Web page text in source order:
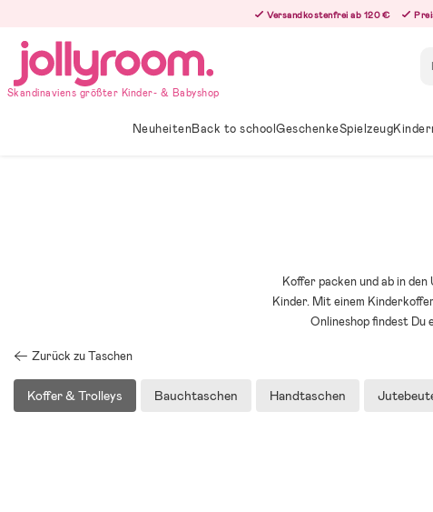
innehållet
Versandkostenfrei ab 120 €
Skandinaviens größter Kinder- & Babyshop
NeuheitenBack to schoolGeschenkeSpielzeug
Koffer packen und ab in
Kinder. Mit einem
Onlineshop findest Du
Zurück zu Taschen
Koffer & Trolleys Bauchtaschen Handtaschen